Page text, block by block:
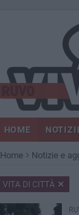
HOME
Home Notizie e
VITA DI CITTÀ